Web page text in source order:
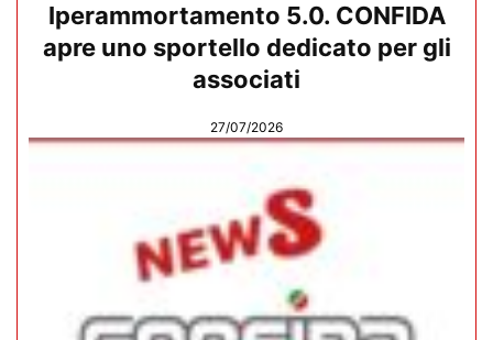
Iperammortamento 5.0. CONFIDA
apre uno sportello dedicato per gli
associati
27/07/2026